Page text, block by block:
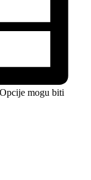
mogu biti